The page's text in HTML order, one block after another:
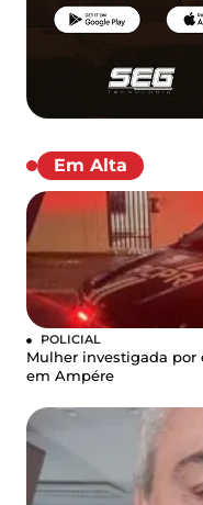
Em Alta
POLICIAL
Mulher investigada por
em Ampére